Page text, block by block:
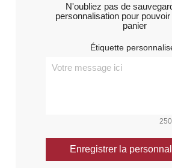
N'oubliez pas de
personnalisation pour
panier
Étiquette
Enregistrer la